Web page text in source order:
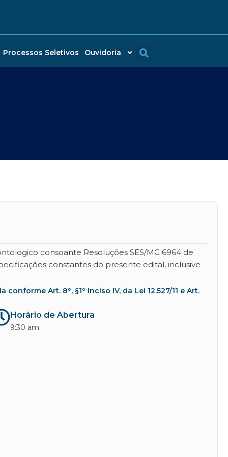
Processos Seletivos Ouvidoria
consoante Resoluções SES/MG 6964 de
constantes do presente edital, inclusive
Art. 8º, §1º Inciso IV, da Lei 12.527/11 e Art.
Horário de Abertura
9:30 am